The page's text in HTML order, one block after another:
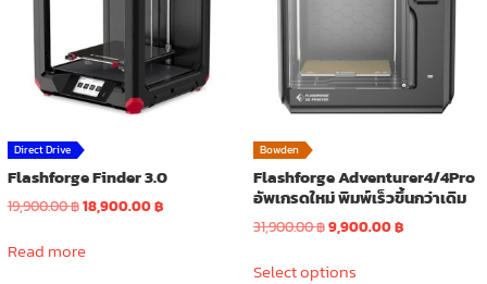
Direct Drive
Flashforge Finder 3.0
19,900.00฿Original
was:
18,900.00฿Current
Read more
Bowden
Flashforge Adventurer4/4Pro
อัพเกรดใหม่ พิมพ์เร็วขึ้นกว่าเดิม
31,900.00฿Original
was:
9,900.00฿Current
Select optionsproduct